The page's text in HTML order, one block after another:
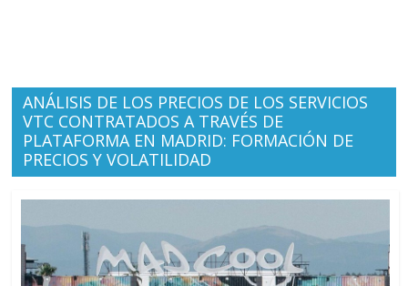
ANÁLISIS DE LOS PRECIOS DE LOS SERVICIOS
VTC CONTRATADOS A TRAVÉS DE
PLATAFORMA EN MADRID: FORMACIÓN DE
PRECIOS Y VOLATILIDAD